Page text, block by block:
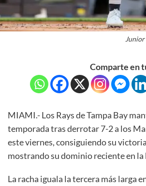
Comparte en
MIAMI.- Los Rays de Tampa Bay
temporada tras derrotar 7-2 a los
este viernes, consiguiendo su
mostrando su dominio reciente en
La racha iguala la tercera más larga